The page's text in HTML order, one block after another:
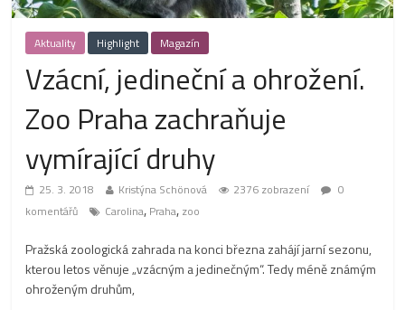
Aktuality Highlight Magazín
Vzácní, jedineční a ohrožení.
Zoo Praha zachraňuje
vymírající druhy
25. 3. 2018 Kristýna Schönová 2376 zobrazení
0
komentářů
Carolina, Praha, zoo
Pražská zoologická zahrada na konci března zahájí jarní sezonu,
kterou letos věnuje „vzácným a jedinečným“. Tedy méně známým
ohroženým druhům,